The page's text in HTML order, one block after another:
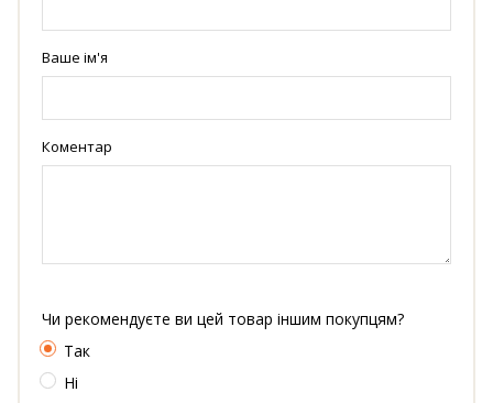
Ваше ім'я
Коментар
Чи рекомендуєте ви цей товар іншим покупцям?
Так
Ні